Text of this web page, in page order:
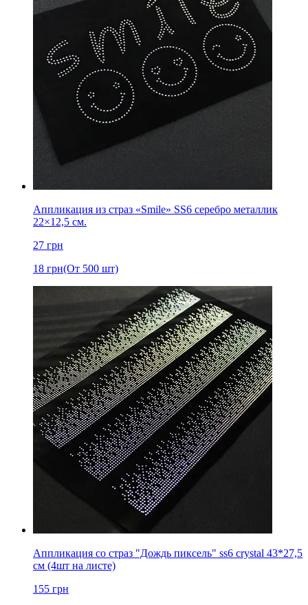
Аппликация из страз «Smile» SS6 серебро металлик
22×12,5 см.
27 грн
18 грн(От 500 шт)
Аппликация со страз "Дождь пиксель" ss6 crystal 43*27,5
см (4шт на листе)
155 грн